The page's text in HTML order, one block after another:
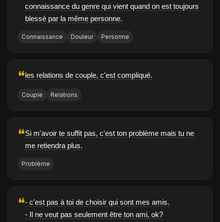
connaissance du genre qui vient quand on est toujours
blessé par la même personne.
Connaissance Douleur Personne
❝les relations de couple, c'est compliqué.
Couple Relations
❝Si m'avoir te suffit pas, c'est ton problème mais tu ne
me retiendra plus.
Problème
❝- c'est pas à toi de choisir qui sont mes amis.
- Il ne veut pas seulement être ton ami, ok?